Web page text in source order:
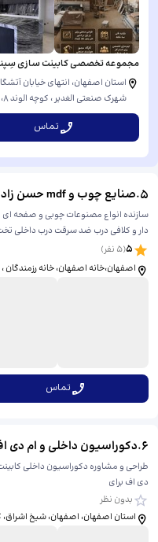
مجموعه تخصصی کابینت سازی
استان اصفهان، انتهای خیابان
اول سمت راست.
تماس
5
.صنایع چوب و mdf حسن زاده
سازنده انواع مصنوعات چوبی و صفحه ای
دار و کلافی درب ضد سرقت درب داخلی
استر5
(
5 نفر)
اصفهان،خانه اصفهان، خانه رزمندگان ،
تماس
6
.دکوراسیون داخلی و ام دی
طراحی و مشاوره دکوراسیون داخلی
دی اف برای
بدون نظر
استان اصفهان، اصفهان، شیخ اشراق، گلستان